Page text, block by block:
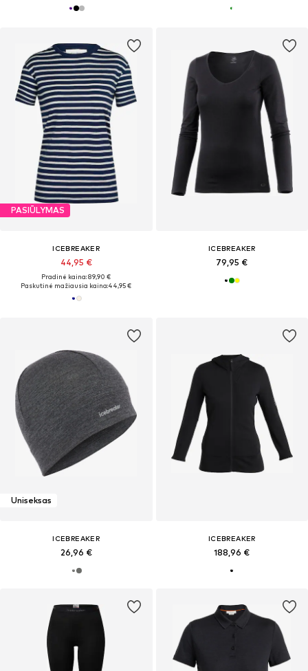
PASIŪLYMAS
ICEBREAKER
44,95 €
Pradinė kaina: 89,90 €
Paskutinė mažiausia kaina:44,95 €
ICEBREAKER
79,95 €
Uniseksas
ICEBREAKER
26,96 €
ICEBREAKER
188,96 €